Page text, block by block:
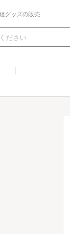
グッズの販売